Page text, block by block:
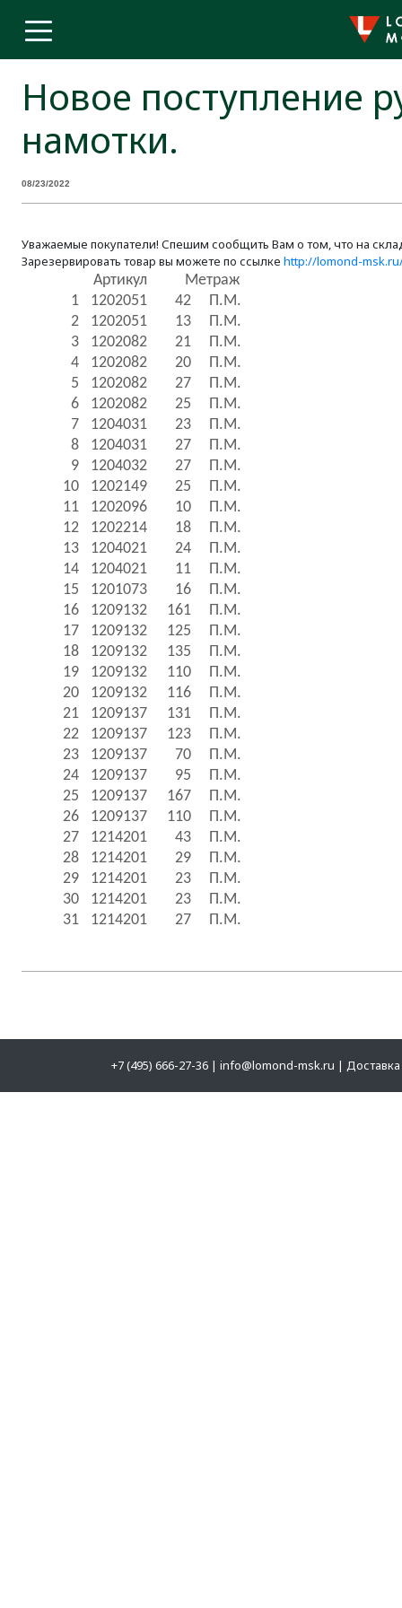
Новое поступление
намотки.
08/23/2022
Уважаемые покупатели! Спешим сообщить Вам о том, что на
Зарезервировать товар вы можете по ссылке http://lomond-
Артикул
Метраж
1
1202051 42
П.М.
2
1202051 13
П.М.
3
1202082 21
П.М.
4
1202082 20
П.М.
5
1202082 27
П.М.
6
1202082 25
П.М.
7
1204031 23
П.М.
8
1204031 27
П.М.
9
1204032 27
П.М.
10
1202149 25
П.М.
11
1202096 10
П.М.
12
1202214 18
П.М.
13
1204021 24
П.М.
14
1204021 11
П.М.
15
1201073 16
П.М.
16
1209132 161
П.М.
17
1209132 125
П.М.
18
1209132 135
П.М.
19
1209132 110
П.М.
20
1209132 116
П.М.
21
1209137 131
П.М.
22
1209137 123
П.М.
23
1209137 70
П.М.
24
1209137 95
П.М.
25
1209137 167
П.М.
26
1209137 110
П.М.
27
1214201 43
П.М.
28
1214201 29
П.М.
29
1214201 23
П.М.
30
1214201 23
П.М.
31
1214201 27 П.М.
+7 (495) 666-27-36| info@lomond-msk.ru |